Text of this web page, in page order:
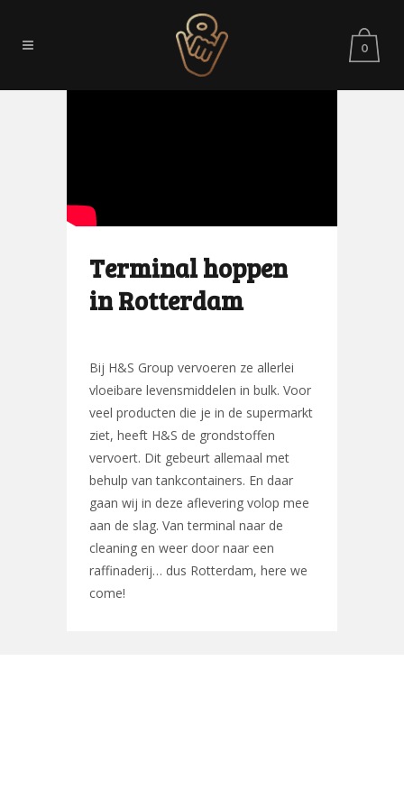
0
Terminal hoppen
in Rotterdam
Bij H&S Group vervoeren ze allerlei
vloeibare levensmiddelen in bulk. Voor
veel producten die je in de supermarkt
ziet, heeft H&S de grondstoffen
vervoert. Dit gebeurt allemaal met
behulp van tankcontainers. En daar
gaan wij in deze aflevering volop mee
aan de slag. Van terminal naar de
cleaning en weer door naar een
raffinaderij… dus Rotterdam, here we
come!